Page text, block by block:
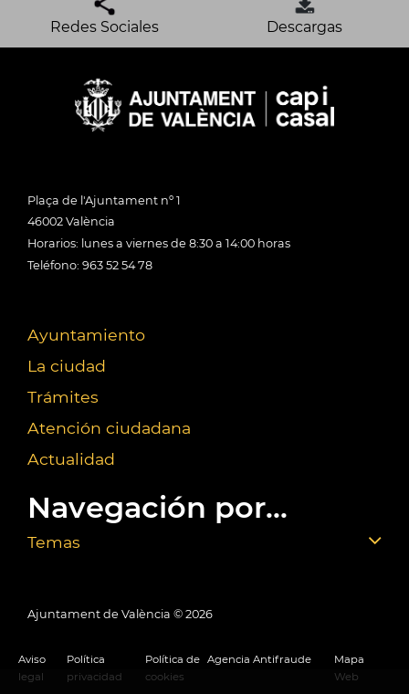
Redes Sociales Descargas
Plaça de l'Ajuntament nº 1
46002 València
Horarios: lunes a viernes de 8:30 a 14:00 horas
Teléfono: 963 52 54 78
Ayuntamiento
La ciudad
Trámites
Atención ciudadana
Actualidad
Navegación por...
Temas
Ajuntament de València © 2026
Aviso
legal
Política
privacidad
Política de
cookies
Agencia Antifraude
Mapa
Web